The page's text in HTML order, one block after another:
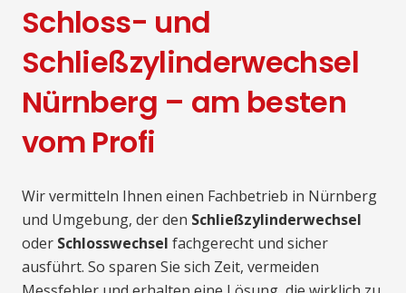
Schloss- und
Schließzylinderwechsel
Nürnberg – am besten
vom Profi
Wir vermitteln Ihnen einen Fachbetrieb in Nürnberg
und Umgebung, der den Schließzylinderwechsel
oder Schlosswechsel fachgerecht und sicher
ausführt. So sparen Sie sich Zeit, vermeiden